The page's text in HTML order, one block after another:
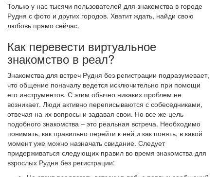
Только у нас тысячи пользователей для знакомства в городе
Рудня с фото и других городов. Хватит ждать, найди свою
любовь прямо сейчас.
Как перевести виртуальное
знакомство в реал?
Знакомства для встреч Рудня без регистрации подразумевает,
что общение поначалу ведется исключительно при помощи
его инструментов. С этим обычно никаких проблем не
возникает. Люди активно переписываются с собеседниками,
отвечая на их вопросы и задавая свои. Но все же цель
подобного знакомства – это реальная встреча. Необходимо
понимать, как правильно перейти к ней и как понять, в какой
момент уже можно назначать свидание. Следует
придерживаться следующих правил во время знакомства для
взрослых Рудня без регистрации: